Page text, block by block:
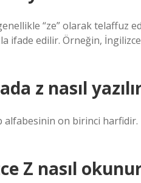
“ze” olarak telaffuz
ifade edilir. Örneğin,
z nasıl
Z nasıl